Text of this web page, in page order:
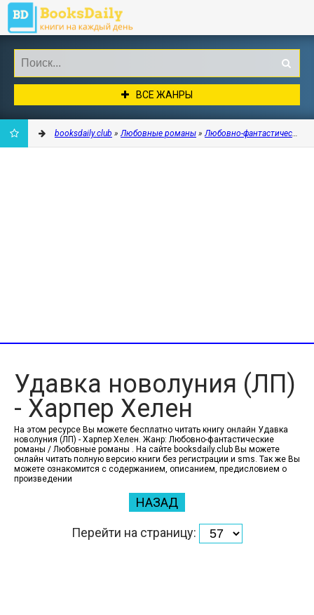
ВСЕ ЖАНРЫ
booksdaily.club »Любовные романы »Любовно-фантастические
Удавка новолуния (ЛП)
- Харпер Хелен
На этом ресурсе Вы можете бесплатно читать книгу онлайн Удавка
новолуния (ЛП) - Харпер Хелен. Жанр: Любовно-фантастические
романы / Любовные романы . На сайте booksdaily.club Вы можете
онлайн читать полную версию книги без регистрации и sms. Так же Вы
можете ознакомится с содержанием, описанием, предисловием о
произведении
НАЗАД
Перейти на страницу: